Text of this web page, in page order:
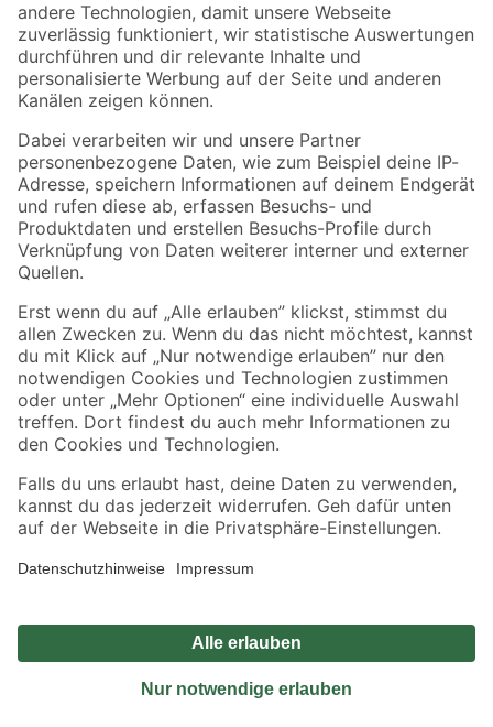
Zur Newsletter Anmeldung
Folge uns
Zahlungsarten Versandarten
Sicher einkaufen
Jetzt die toom-App herunterladen
Alle Preisangaben in EUR inkl. gesetzl. MwSt.. Die dargestellten Angebote sind unter
Umständen nicht in allen Märkten verfügbar. Die angegebenen Verfügbarkeiten beziehen
Produkte nur solange der Vorrat reicht.
*Paketversand ab 59 € versandkostenfrei, gilt nicht für Artikel mit Speditionsversand, hier
Privatsphäre Impressum
Nutzungsbedingungen
Widerrufsrecht
Vertrag widerrufen